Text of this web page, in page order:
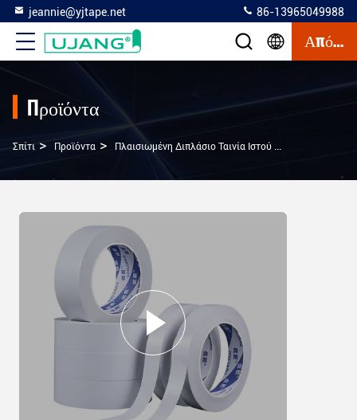
jeannie@yjtape.net 86-13965049988
Απόσπασμα
Προϊόντα
Σπίτι > Προϊόντα > Πλαισιωμένη Διπλάσιο Ταινία Ιστού >